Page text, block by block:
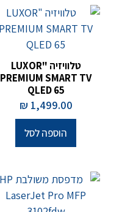
טלוויזיה "LUXOR
PREMIUM SMART TV
QLED 65
1,499.00
₪
הוספה לסל